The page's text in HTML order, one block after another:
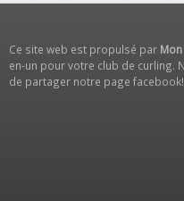
Ce site web est propulsé par
en-un pour votre club de curling.
de partager notre page facebook!